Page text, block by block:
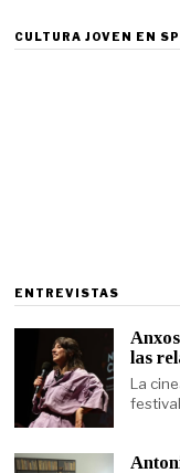
CULTURA JOVEN EN
ENTREVISTAS
las
La